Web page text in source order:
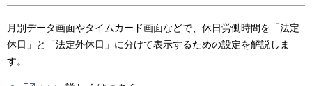
月別データ画面やタイムカード画面などで、休日労働時間を「法定
休日」と「法定外休日」に分けて表示するための設定を解説しま
す。